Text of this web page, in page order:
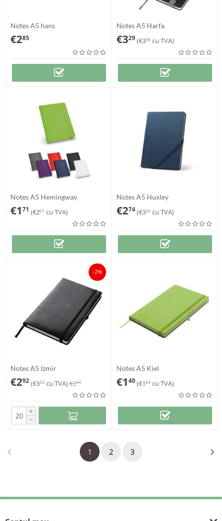
Notes A5 hans
€285
Notes A5 Harfa
€329(€398 cu TVA)
Notes A5 Hemingway
€171 (€207 cu TVA)
Notes A5 Huxley
€274(€332 cu TVA)
-2%
Notes A5 Izmir
€292(€353 cu TVA)€298
+
−
Notes A5 Kiel
€140(€1 69 cu TVA)
1 2 3